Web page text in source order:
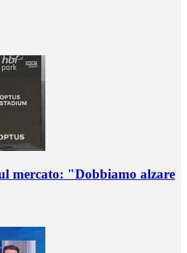
mercato: "Dobbiamo alzare